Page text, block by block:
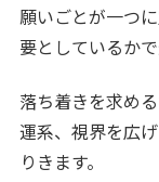
願いごとが一つ
要としているか
落ち着きを求め
運系、視界を広
りきます。